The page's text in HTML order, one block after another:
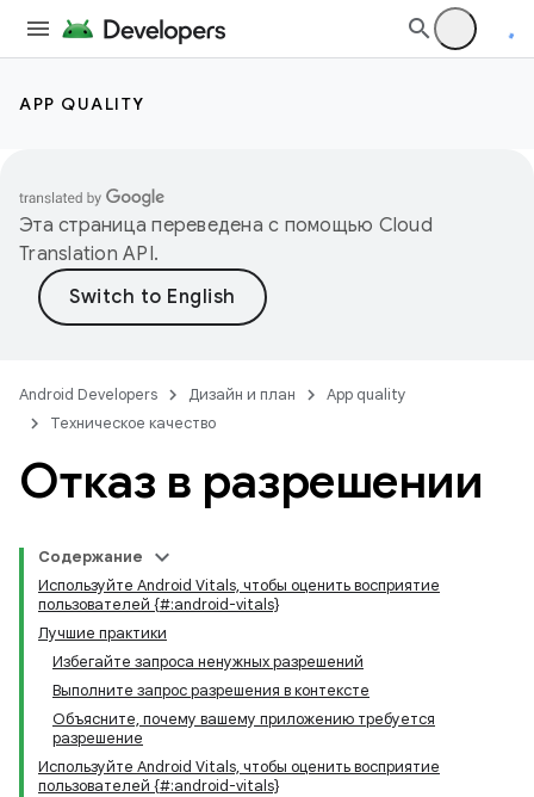
APP QUALITY
Эта страница переведена с помощью Cloud
Translation API.
Android Developers Дизайн и план
App quality
Техническое качество
Отказ в разрешении
Содержание
Используйте Android Vitals, чтобы оценить восприятие
пользователей {#:android-vitals}
Лучшие практики
Избегайте запроса ненужных разрешений
Выполните запрос разрешения в контексте
Объясните, почему вашему приложению требуется
разрешение
Используйте Android Vitals, чтобы оценить восприятие
пользователей {#:android-vitals}